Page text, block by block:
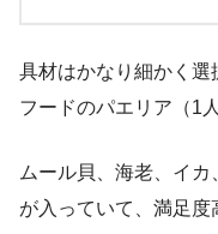
具材はかなり細かく
フードのパエリア（1
ムール貝、海老、イ
が入っていて、満足度